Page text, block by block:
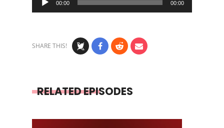
Player
00:00 00:00
SHARE THIS!
RELATED EPISODES